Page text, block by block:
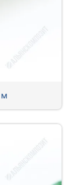
м